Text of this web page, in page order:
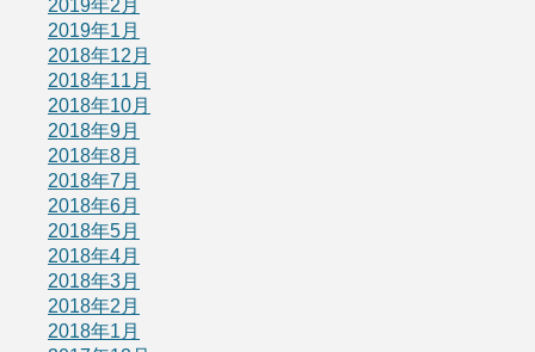
2019年2月
2019年1月
2018年12月
2018年11月
2018年10月
2018年9月
2018年8月
2018年7月
2018年6月
2018年5月
2018年4月
2018年3月
2018年2月
2018年1月